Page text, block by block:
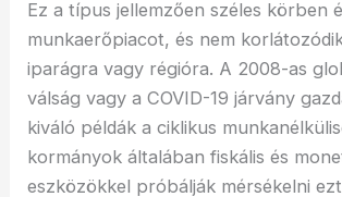
Ez a típus jellemzően széles körben
munkaerőpiacot, és nem
iparágra vagy régióra. A 2008-as
válság vagy a COVID-19 járvány
kiváló példák a ciklikus
kormányok általában fiskális és
eszközökkel próbálják mérsékelni